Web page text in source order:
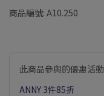
商品編號: A10.250
此商品參與的優惠活動
ANNY 3件85折